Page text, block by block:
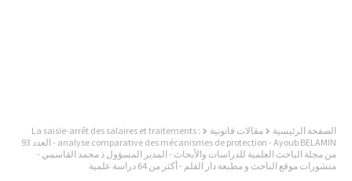
الصفحة الرئيسية مقالات قانونية
La saisie-arrêt des salaires et traitements :
analyse comparative des mécanismes de protection - Ayoub BELAMIN - العدد 93
من مجلة الباحث العلمية للدراسات والأبحاث - المدير المسؤول ذ محمد القاسمي -
منشورات موقع الباحث و مطبعة دار القلم - أكثر من 64 دراسة علمية